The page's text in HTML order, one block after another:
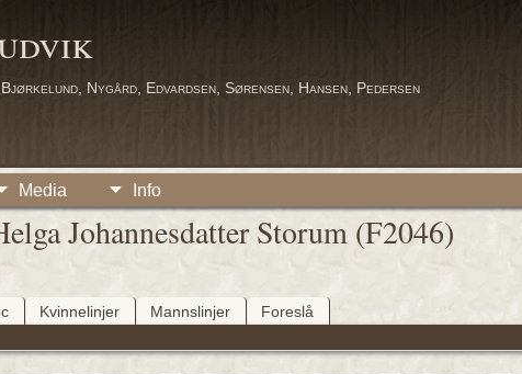
Nygård, Edvardsen, Sørensen, Hansen, Pedersen
Media Info
Johannesdatter Storum (F2046)
Kvinnelinjer Mannslinjer Foreslå